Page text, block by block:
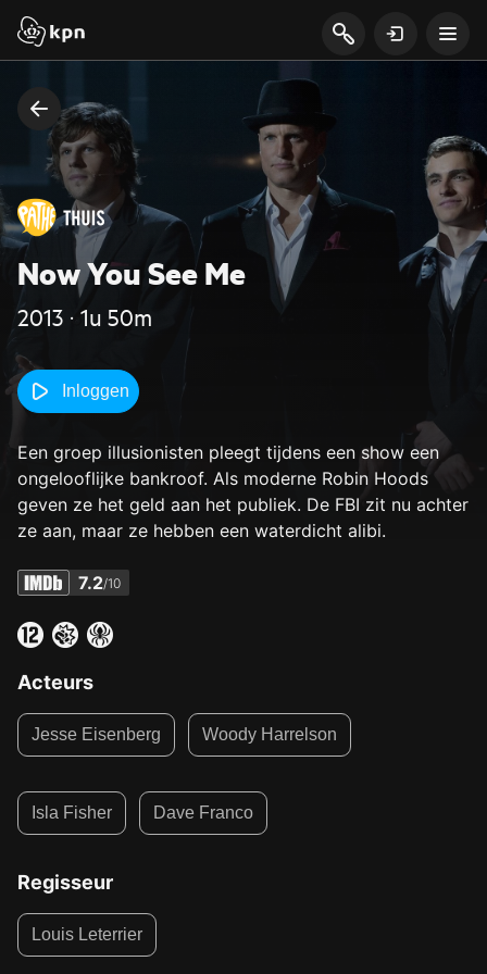
Now You See Me
2013 ‧ 1u 50m
Inloggen
Een groep illusionisten pleegt tijdens een show een
ongelooflijke bankroof. Als moderne Robin Hoods
geven ze het geld aan het publiek. De FBI zit nu achter
ze aan, maar ze hebben een waterdicht alibi.
7.2/10
Acteurs
Jesse Eisenberg Woody Harrelson
Isla Fisher Dave Franco
Regisseur
Louis Leterrier